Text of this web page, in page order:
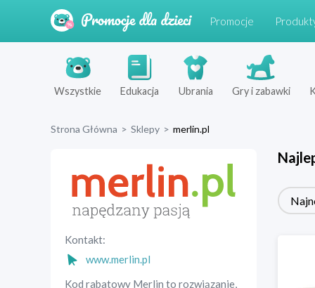
Promocje
Wszystkie Edukacja Ubrania Gry i zabawki
Strona Główna > Sklepy > merlin.pl
Kontakt:
www.merlin.pl
Kod rabatowy Merlin to rozwiązanie,